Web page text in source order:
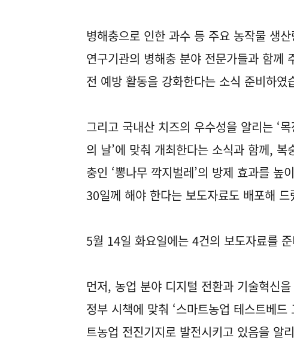
병해충으로 인한 과수 등 주요 농작물 생
연구기관의 병해충 분야 전문가들과 함께
전 예방 활동을 강화한다는 소식 준비하였
그리고 국내산 치즈의 우수성을 알리는 ‘
의 날’에 맞춰 개최한다는 소식과 함께,
충인 ‘뽕나무 깍지벌레’의 방제 효과를
30일께 해야 한다는 보도자료도 배포해 드
5월 14일 화요일에는 4건의 보도자료를
먼저, 농업 분야 디지털 전환과 기술혁신
정부 시책에 맞춰 ‘스마트농업 테스트베드
트농업 전진기지로 발전시키고 있음을 알